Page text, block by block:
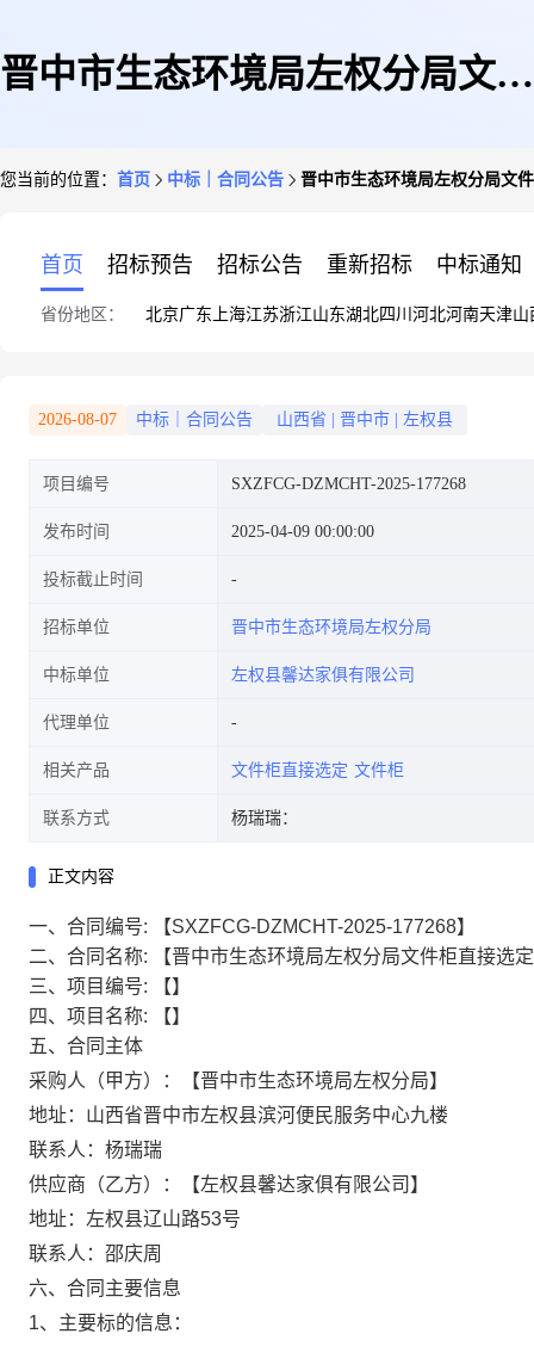
晋中市生态环境局左权分局文件
您当前的位置： 首页 中标｜合同公告 晋中市生态环境局左权分局文
首页 招标预告 招标公告 重新招标 中标通知
省份地区： 北京广东 上海江苏浙江山东湖北四川 河北河南天津山
2026-08-07 中标｜合同公告 山西省 晋中市 左权县
项目编号 SXZFCG-DZMCHT-2025-177268
发布时间 2025-04-09 00:00:00
投标截止时间
招标单位 晋中市生态环境局左权分局
中标单位 左权县馨达家俱有限公司
代理单位
相关产品 文件柜直接选定 文件柜
联系方式 杨瑞瑞：
正文内容
一、合同编号:
【SXZFCG-DZMCHT-2025-177268】
二、合同名称:
【晋中市生态环境局左权分局文件柜直接选
三、项目编号:
【】
四、项目名称:
【】
五、合同主体
采购人（甲方）：【晋中市生态环境局左权分局】
地址：山西省晋中市左权县滨河便民服务中心九楼
联系人：杨瑞瑞
供应商（乙方）：【左权县馨达家俱有限公司】
地址：左权县辽山路53号
联系人：邵庆周
六、合同主要信息
1、主要标的信息：